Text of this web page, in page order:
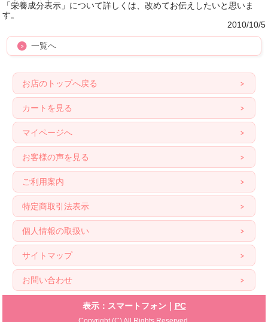
「栄養成分表示」について詳しくは、改めてお伝えしたいと思いま
す。
2010/10/5
一覧へ
お店のトップへ戻る
カートを見る
マイページへ
お客様の声を見る
ご利用案内
特定商取引法表示
個人情報の取扱い
サイトマップ
お問い合わせ
表示：スマートフォン｜ PC